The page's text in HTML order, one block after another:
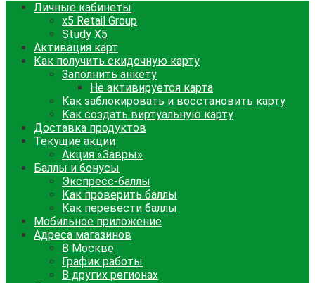
Личные кабинеты
x5 Retail Group
Study X5
Активация карт
Как получить скидочную карту
Заполнить анкету
Не активируется карта
Как заблокировать и восстановить карту
Как создать виртуальную карту
Доставка продуктов
Текущие акции
Акция «Завры»
Баллы и бонусы
Экспресс-баллы
Как проверить баллы
Как перевести баллы
Мобильное приложение
Адреса магазинов
В Москве
График работы
В других регионах